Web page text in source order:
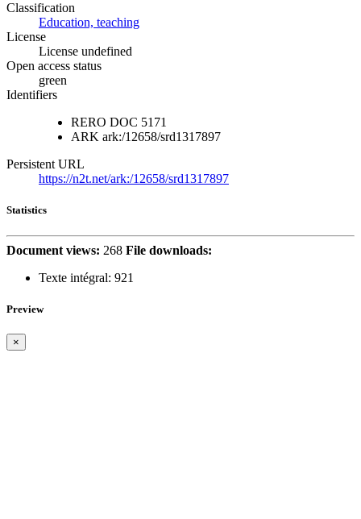
Classification
Education, teaching
License
License undefined
Open access status
green
Identifiers
RERO DOC 5171
ARK ark:/12658/srd1317897
Persistent URL
https://n2t.net/ark:/12658/srd1317897
Statistics
Document views: 268 File downloads:
Texte intégral: 921
Preview
×